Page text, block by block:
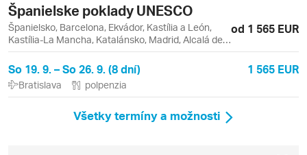
Španielske poklady UNESCO
Španielsko, Barcelona, Ekvádor, Kastília a León,
Kastília-La Mancha, Katalánsko, Madrid, Alcalá de
Henares, Ávila, Centro, Cuenca, Montserrat, Retiro,
Toledo
od 1 565 EUR
So 19. 9. – So 26. 9. (8 dní) 1 565 EUR
Bratislava polpenzia
Všetky termíny a možnosti